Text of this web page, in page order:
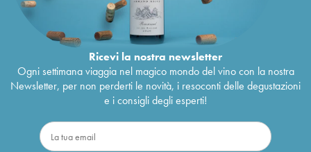
Ricevi la nostra newsletter
Ogni settimana viaggia nel magico mondo del vino con la nostra
Newsletter, per non perderti le novità, i resoconti delle degustazioni
e i consigli degli esperti!